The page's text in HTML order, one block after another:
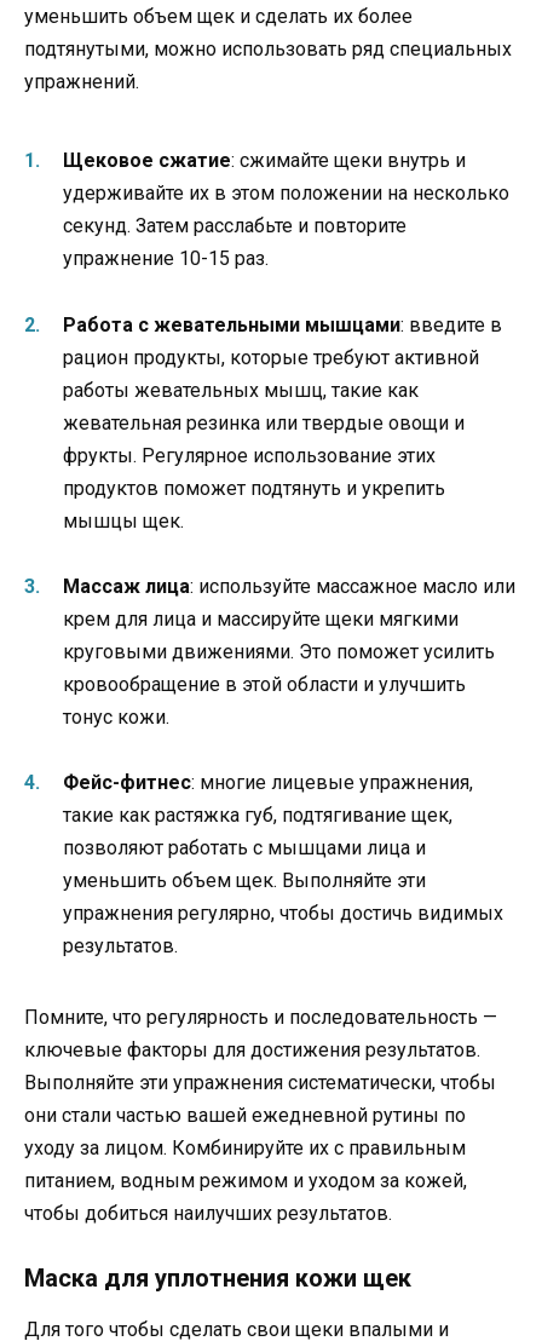
уменьшить объем щек и сделать их более
подтянутыми, можно использовать ряд специальных
упражнений.
Щековое сжатие: сжимайте щеки внутрь и
удерживайте их в этом положении на несколько
секунд. Затем расслабьте и повторите
упражнение 10-15 раз.
Работа с жевательными мышцами: введите в
рацион продукты, которые требуют активной
работы жевательных мышц, такие как
жевательная резинка или твердые овощи и
фрукты. Регулярное использование этих
продуктов поможет подтянуть и укрепить
мышцы щек.
Массаж лица: используйте массажное масло или
крем для лица и массируйте щеки мягкими
круговыми движениями. Это поможет усилить
кровообращение в этой области и улучшить
тонус кожи.
Фейс-фитнес: многие лицевые упражнения,
такие как растяжка губ, подтягивание щек,
позволяют работать с мышцами лица и
уменьшить объем щек. Выполняйте эти
упражнения регулярно, чтобы достичь видимых
результатов.
Помните, что регулярность и последовательность —
ключевые факторы для достижения результатов.
Выполняйте эти упражнения систематически, чтобы
они стали частью вашей ежедневной рутины по
уходу за лицом. Комбинируйте их с правильным
питанием, водным режимом и уходом за кожей,
чтобы добиться наилучших результатов.
Маска для уплотнения кожи щек
Для того чтобы сделать свои щеки впалыми и